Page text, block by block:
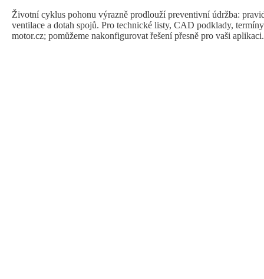
Životní cyklus pohonu výrazně prodlouží preventivní údržba:
ventilace a dotah spojů. Pro technické listy, CAD podklady,
motor.cz; pomůžeme nakonfigurovat řešení přesně pro vaši aplikaci.